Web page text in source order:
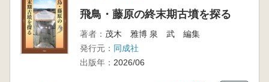
飛鳥・藤原の終末期古墳を探る
著者： 茂木 雅博 泉 武 編集
発行元： 同成社
出版年： 2026/06